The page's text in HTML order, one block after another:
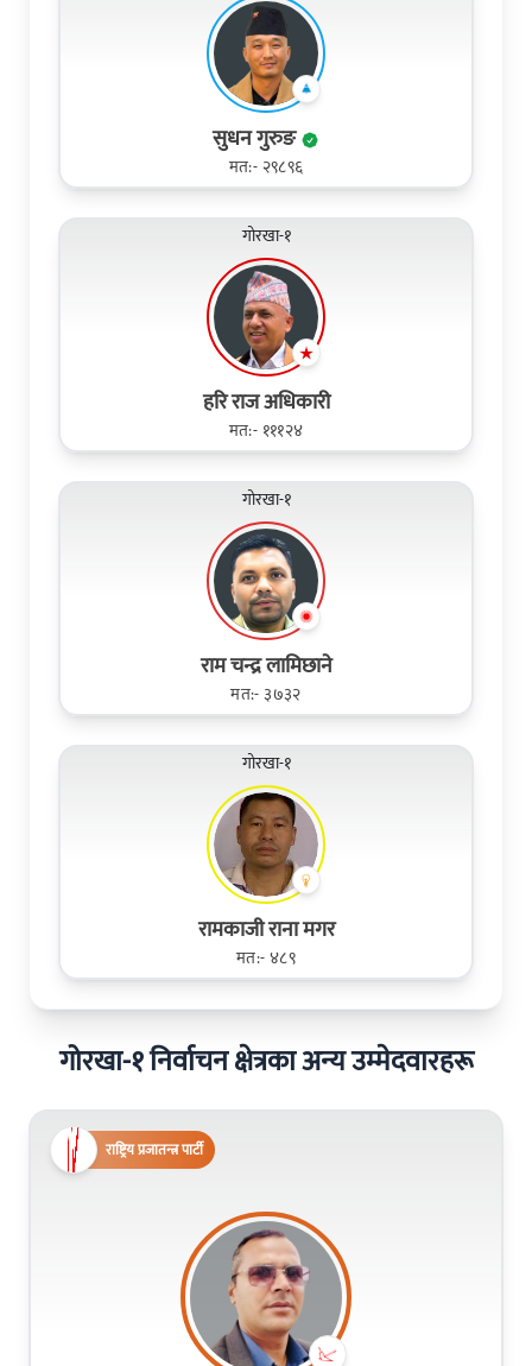
सुधन गुरुङ
मत:- २९८९६
गोरखा-१
हरि राज अधिकारी
मत:- १११२४
गोरखा-१
राम चन्द्र लामिछाने
मत:- ३७३२
गोरखा-१
रामकाजी राना मगर
मत:- ४८९
गोरखा-१ निर्वाचन क्षेत्रका अन्य उम्मेदवारहरू
राष्ट्रिय प्रजातन्त्र पार्टी